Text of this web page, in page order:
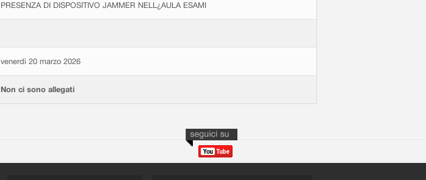
PRESENZA DI DISPOSITIVO JAMMER NELL¿AULA ESAMI
venerdì 20 marzo 2026
Non ci sono allegati